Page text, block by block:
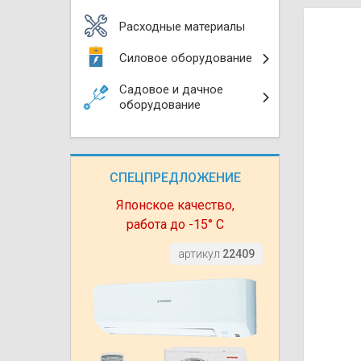
Расходные материалы
Силовое оборудование
Садовое и дачное
оборудование
СПЕЦПРЕДЛОЖЕНИЕ
Японское качество,
работа до -15° С
артикул 22409
Моноблоки
VRF
Чиллеры
Очистители и
Сушилки для рук
Бензотриммеры
Газонокосилки
Газонокосилки
Измельчители